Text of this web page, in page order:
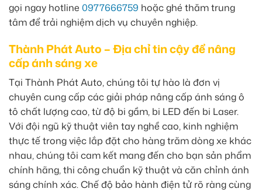
gọi ngay hotline 0977666759 hoặc ghé thăm trung
tâm để trải nghiệm dịch vụ chuyên nghiệp.
Thành Phát Auto – Địa chỉ tin cậy để nâng
cấp ánh sáng xe
Tại Thành Phát Auto, chúng tôi tự hào là đơn vị
chuyên cung cấp các giải pháp nâng cấp ánh sáng ô
tô chất lượng cao, từ độ bi gầm, bi LED đến bi Laser.
Với đội ngũ kỹ thuật viên tay nghề cao, kinh nghiệm
thực tế trong việc lắp đặt cho hàng trăm dòng xe khác
nhau, chúng tôi cam kết mang đến cho bạn sản phẩm
chính hãng, thi công chuẩn kỹ thuật và căn chỉnh ánh
sáng chính xác. Chế độ bảo hành điện tử rõ ràng cùng